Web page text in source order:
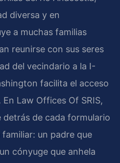
diversa y en
a muchas familias
reunirse con sus seres
del vecindario a la I-
facilita el acceso
Law Offices Of SRIS,
detrás de cada formulario
un padre que
cónyuge que anhela